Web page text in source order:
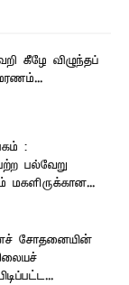
கீழே விழுந்தப்
:
பல்வேறு
மகளிருக்கான...
சோதனையின்